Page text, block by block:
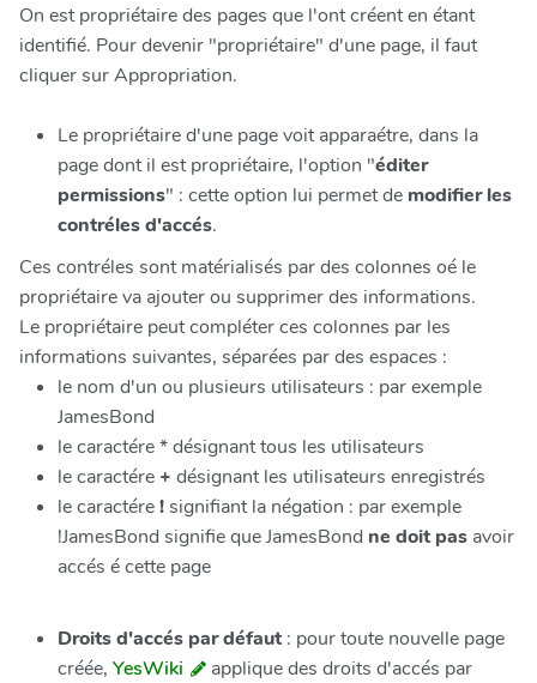
On est propriétaire des pages que l'ont créent en étant
identifié. Pour devenir "propriétaire" d'une page, il faut
cliquer sur Appropriation.
Le propriétaire d'une page voit apparaétre, dans la
page dont il est propriétaire, l'option "éditer
permissions" : cette option lui permet de modifier les
contréles d'accés.
Ces contréles sont matérialisés par des colonnes oé le
propriétaire va ajouter ou supprimer des informations.
Le propriétaire peut compléter ces colonnes par les
informations suivantes, séparées par des espaces :
le nom d'un ou plusieurs utilisateurs : par exemple
JamesBond
le caractére* désignant tous les utilisateurs
le caractére + désignant les utilisateurs enregistrés
le caractére!signifiant la négation : par exemple
!JamesBond signifie que JamesBond ne doit pas avoir
accés é cette page
Droits d'accés par défaut : pour toute nouvelle page
créée, YesWiki
applique des droits d'accés par